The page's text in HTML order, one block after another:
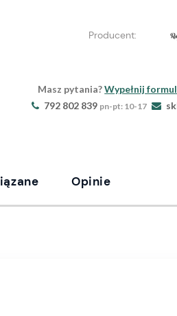
Producent:
Masz pytania?Wypełnij
792 802 839 pn-pt: 10-17
Opinie